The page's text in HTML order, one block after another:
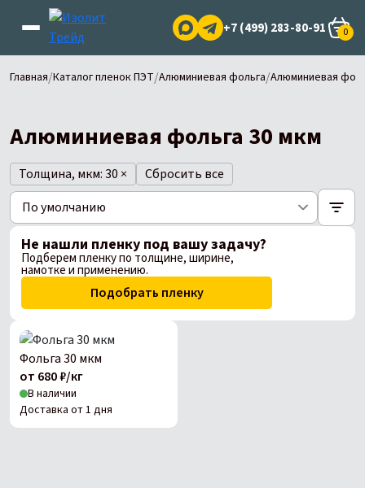
+7 (499) 283-80-91 0
Главная/Каталог пленок ПЭТ/Алюминиевая фольга/Алюминиевая
Алюминиевая фольга 30 мкм
Толщина, мкм: 30 × Сбросить все
Не нашли пленку под вашу задачу?
Подберем пленку по толщине, ширине,
намотке и применению.
Подобрать пленку
Фольга 30 мкм
от 680 ₽/кг
В наличии
Доставка от 1 дня